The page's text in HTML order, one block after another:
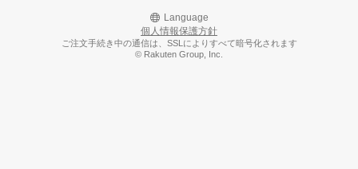
Language
個人情報保護方針
ご注文手続き中の通信は、SSLによりすべて暗号化されます
© Rakuten Group, Inc.